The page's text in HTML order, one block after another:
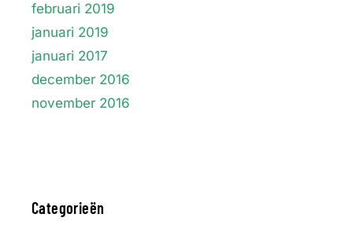
februari 2019
januari 2019
januari 2017
december 2016
november 2016
Categorieën